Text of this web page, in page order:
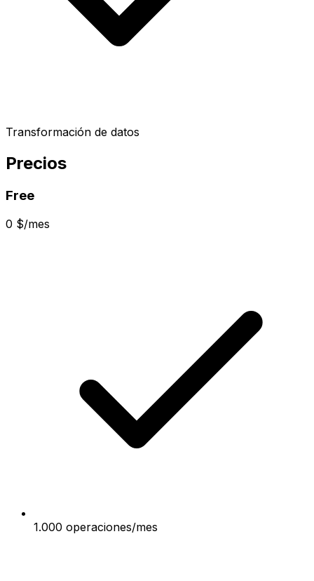
Transformación de datos
Precios
Free
0 $/mes
1.000 operaciones/mes